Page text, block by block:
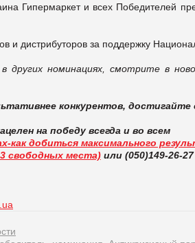
Гипермаркет и всех Победителей
и дистрибуторов за поддержку
других номинациях, смотрите в
конкурентов, достигайте
на победу всегда и во всем
как добиться максимального
свободных места) или (050)149-26-27